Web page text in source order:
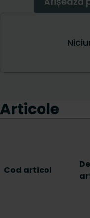
Articole
Cod articol